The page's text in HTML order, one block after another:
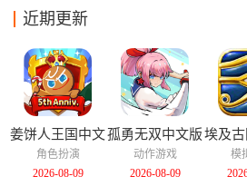
近期更新
姜饼人王国中文
版
角色扮演
2026-08-09
孤勇无双中文版
动作游戏
2026-08-09
埃及
模